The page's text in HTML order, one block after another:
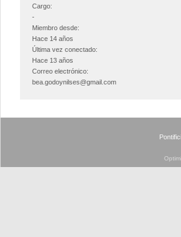
Cargo:
-
Miembro desde:
Hace 14 años
Última vez conectado:
Hace 13 años
Correo electrónico:
bea.godoynilses@gmail.com